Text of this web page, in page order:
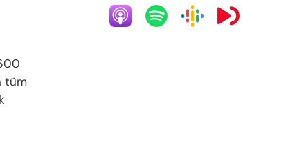
tüm